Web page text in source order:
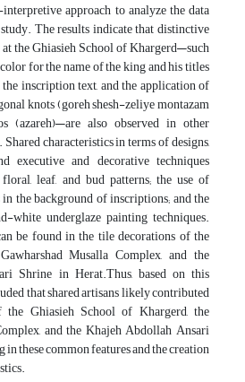
approach to analyze the data
The results indicate that distinctive
the Ghiasieh School of Khargerd—such
for the name of the king and his titles
inscription text, and the application of
knots (goreh shesh-zeliye montazam
(azareh)—are also observed in other
characteristics in terms of designs,
executive and decorative techniques
leaf, and bud patterns; the use of
the background of inscriptions; and the
white underglaze painting techniques.
be found in the tile decorations of the
Musalla Complex, and the
Shrine in Herat.Thus, based on this
that shared artisans likely contributed
Ghiasieh School of Khargerd, the
and the Khajeh Abdollah Ansari
these common features and the creation